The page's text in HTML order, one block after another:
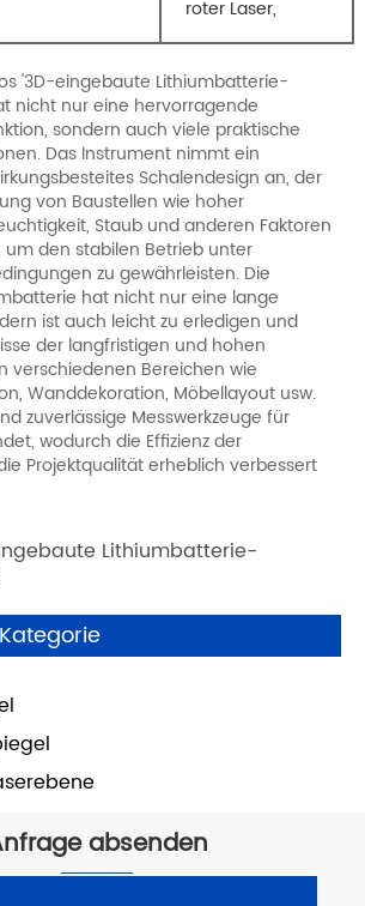
roter Laser,
'3D-eingebaute Lithiumbatterie-
nicht nur eine hervorragende
sondern auch viele praktische
Das Instrument nimmt ein
Schalendesign an, der
von Baustellen wie hoher
Staub und anderen Faktoren
den stabilen Betrieb unter
zu gewährleisten. Die
hat nicht nur eine lange
ist auch leicht zu erledigen und
der langfristigen und hohen
verschiedenen Bereichen wie
Wanddekoration, Möbellayout usw.
zuverlässige Messwerkzeuge für
wodurch die Effizienz der
Projektqualität erheblich verbessert
Lithiumbatterie-
absenden